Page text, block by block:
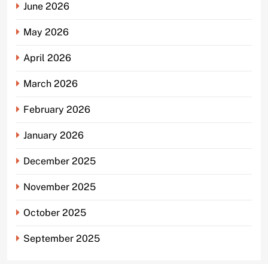
June 2026
May 2026
April 2026
March 2026
February 2026
January 2026
December 2025
November 2025
October 2025
September 2025